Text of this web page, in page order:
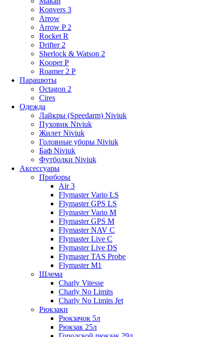
Konvers 3
Arrow
Arrow P 2
Rocket R
Drifter 2
Sherlock & Watson 2
Kooper P
Roamer 2 P
Парашюты
Octagon 2
Cires
Одежда
Лайкры (Speedarm) Niviuk
Пуховик Niviuk
Жилет Niviuk
Головные уборы Niviuk
Баф Niviuk
Футболки Niviuk
Аксессуары
Приборы
Air 3
Flymaster Vario LS
Flymaster GPS LS
Flymaster Vario M
Flymaster GPS M
Flymaster NAV C
Flymaster Live C
Flymaster Live DS
Flymaster TAS Probe
Flymaster M1
Шлема
Charly Vitesse
Charly No Limits
Charly No Limits Jet
Рюкзаки
Рюкзачок 5л
Рюкзак 25л